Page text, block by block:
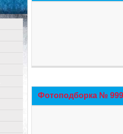
Фотоподборка №